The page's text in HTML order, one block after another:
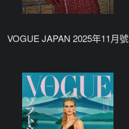
VOGUE JAPAN 2025年11月號